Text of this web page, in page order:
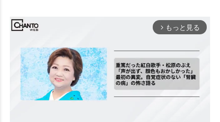
arrow_forward_ios もっと見る